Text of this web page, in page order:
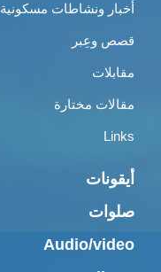
أخبار ونشاطات مسكونية
قصص وعِبر
مقابلات
مقالات مختارة
Links
أيقونات
صلوات
Audio/video